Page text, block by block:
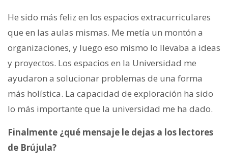
He sido más feliz en los espacios extracurriculares
que en las aulas mismas. Me metía un montón a
organizaciones, y luego eso mismo lo llevaba a ideas
y proyectos. Los espacios en la Universidad me
ayudaron a solucionar problemas de una forma
más holística. La capacidad de exploración ha sido
lo más importante que la universidad me ha dado.
Finalmente ¿qué mensaje le dejas a los lectores
de Brújula?